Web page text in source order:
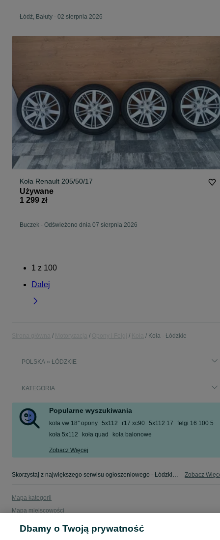
Łódź, Bałuty - 02 sierpnia 2026
Koła Renault 205/50/17
Używane
1 299 zł
Buczek - Odświeżono dnia 07 sierpnia 2026
1 z 100
Dalej
Koła - Łódzkie
POLSKA » ŁÓDZKIE
KATEGORIA
Popularne wyszukiwania
kola vw 18'' opony 5x112 r17 xc90 5x112 17
felgi 16 100 5
koła 5x112
koła quad koła balonowe
Zobacz Więcej
Skorzystaj z największego serwisu ogłoszeniowego - Łódzkie i okolice! - kupuj lub sprzedawaj jeszcze wygodniej w kategorii Koła! Zobacz
Mapa kategorii
Mapa miejscowości
Mapa ministron
Dbamy o Twoją prywatność